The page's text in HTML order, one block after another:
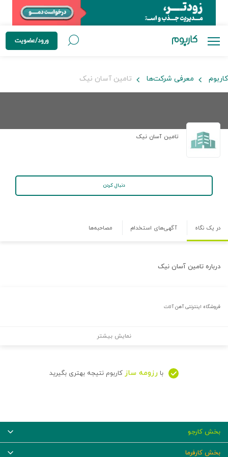
ورود/عضویت
کاربوم معرفی شرکت‌ها تامین آسان نیک
تامین آسان نیک
دنبال کردن
در یک نگاه آگهی‌های استخدام مصاحبه‌ها
درباره تامین آسان نیک
فروشگاه اینترنتی آهن آلات
نمایش بیشتر
با رزومه ساز کاربوم نتیجه بهتری بگیرید
بخش کارجو
بخش کارفرما